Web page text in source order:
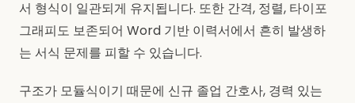
서 형식이 일관되게 유지됩니다. 또한 간격, 정렬, 타이포
그래피도 보존되어 Word 기반 이력서에서 흔히 발생하
는 서식 문제를 피할 수 있습니다.
구조가 모듈식이기 때문에 신규 졸업 간호사, 경력 있는